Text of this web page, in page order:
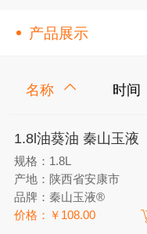
产品展示
名称 时间
1.8l油葵油 秦山玉液
规格：1.8L
产地：陕西省安康市
品牌：秦山玉液®
价格：￥108.00